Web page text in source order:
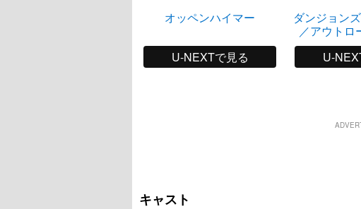
オッペンハイマー
U-NEXTで見る
ダンジョン
／アウトロ
U-
キャスト